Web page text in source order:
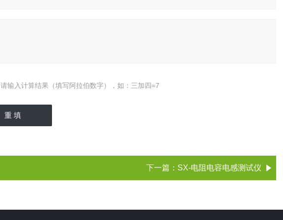
请输入计算结果（填写阿拉伯数字），如：三加四=7
下一篇： SX-电阻电容电感测试仪